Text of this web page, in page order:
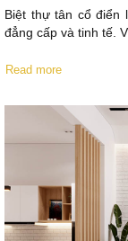
Biệt thự tân cổ điển
đẳng cấp và tinh tế.
Read more